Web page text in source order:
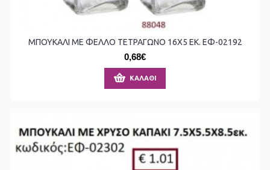
ΜΠΟΥΚΑΛΙ ΜΕ ΦΕΛΛΟ ΤΕΤΡΑΓΩΝΟ 16X5 ΕΚ. ΕΦ-02192
0,68€
ΚΑΛΆΘΙ